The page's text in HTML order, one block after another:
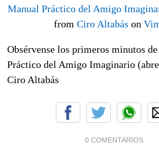
Manual Práctico del Amigo
from Ciro Altabás on
Obsérvense los primeros minutos
Práctico del Amigo Imaginario
Ciro Altabás
0 COMENTARIOS